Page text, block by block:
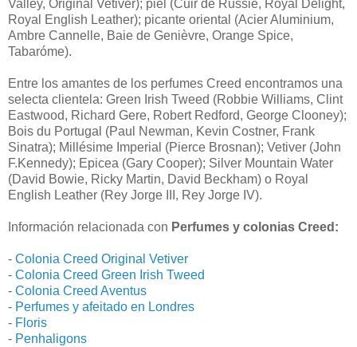
Valley, Original Vetiver); piel (Cuir de Russie, Royal Delight,
Royal English Leather); picante oriental (Acier Aluminium,
Ambre Cannelle, Baie de Genièvre, Orange Spice,
Tabaróme).
Entre los amantes de los perfumes Creed encontramos una
selecta clientela: Green Irish Tweed (Robbie Williams, Clint
Eastwood, Richard Gere, Robert Redford, George Clooney);
Bois du Portugal (Paul Newman, Kevin Costner, Frank
Sinatra); Millésime Imperial (Pierce Brosnan); Vetiver (John
F.Kennedy); Epicea (Gary Cooper); Silver Mountain Water
(David Bowie, Ricky Martin, David Beckham) o Royal
English Leather (Rey Jorge III, Rey Jorge IV).
Información relacionada con Perfumes y colonias Creed:
- Colonia Creed Original Vetiver
- Colonia Creed Green Irish Tweed
- Colonia Creed Aventus
- Perfumes y afeitado en Londres
- Floris
- Penhaligons